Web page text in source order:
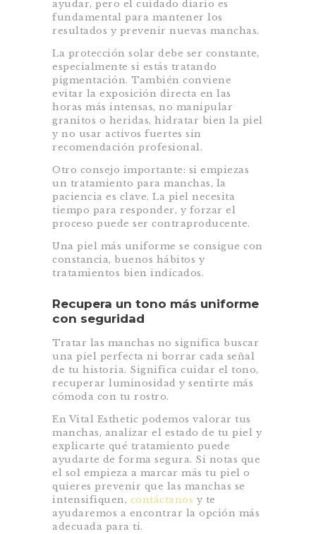
ayudar, pero el cuidado diario es
fundamental para mantener los
resultados y prevenir nuevas manchas.
La protección solar debe ser constante,
especialmente si estás tratando
pigmentación. También conviene
evitar la exposición directa en las
horas más intensas, no manipular
granitos o heridas, hidratar bien la piel
y no usar activos fuertes sin
recomendación profesional.
Otro consejo importante: si empiezas
un tratamiento para manchas, la
paciencia es clave. La piel necesita
tiempo para responder, y forzar el
proceso puede ser contraproducente.
Una piel más uniforme se consigue con
constancia, buenos hábitos y
tratamientos bien indicados.
Recupera un tono más uniforme
con seguridad
Tratar las manchas no significa buscar
una piel perfecta ni borrar cada señal
de tu historia. Significa cuidar el tono,
recuperar luminosidad y sentirte más
cómoda con tu rostro.
En Vital Esthetic podemos valorar tus
manchas, analizar el estado de tu piel y
explicarte qué tratamiento puede
ayudarte de forma segura. Si notas que
el sol empieza a marcar más tu piel o
quieres prevenir que las manchas se
intensifiquen, contáctanos y te
ayudaremos a encontrar la opción más
adecuada para ti.